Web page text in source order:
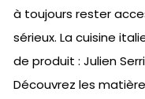
à toujours rester
sérieux. La cuisine
de produit : Julien
Découvrez les